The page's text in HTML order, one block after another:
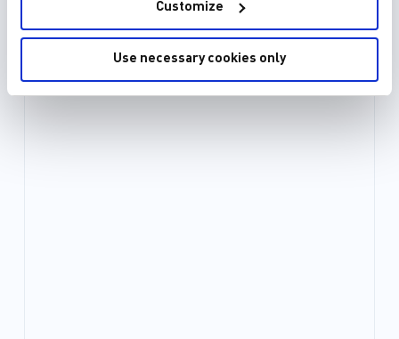
Customize
Use necessary cookies only